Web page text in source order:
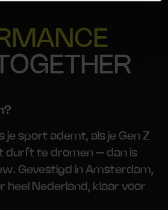
je sport ademt, als je Gen Z
durft te dromen – dan is
Gevestigd in Amsterdam,
heel Nederland, klaar voor